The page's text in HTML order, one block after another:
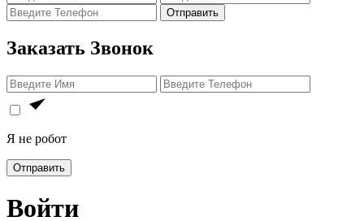
Отправить
Заказать Звонок
Я не робот
Отправить
Войти